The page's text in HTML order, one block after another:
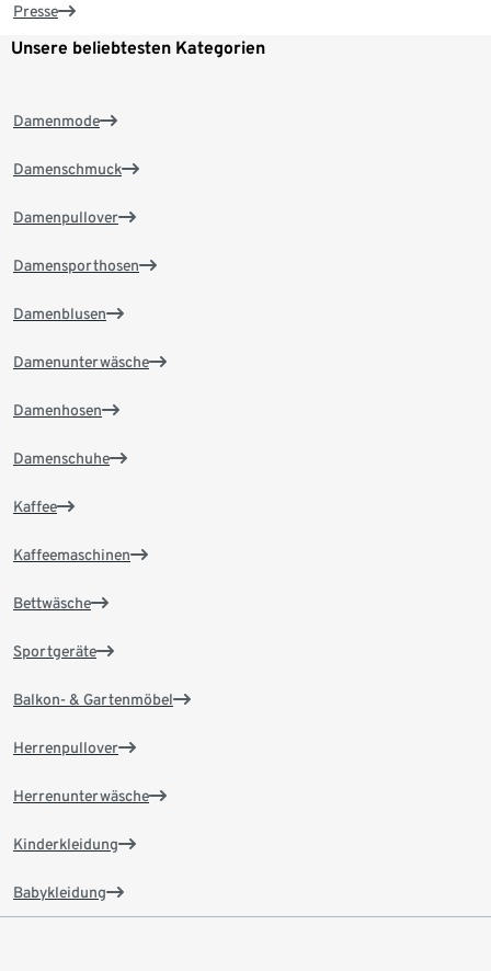
Presse
Unsere beliebtesten Kategorien
Damenmode
Damenschmuck
Damenpullover
Damensporthosen
Damenblusen
Damenunterwäsche
Damenhosen
Damenschuhe
Kaffee
Kaffeemaschinen
Bettwäsche
Sportgeräte
Balkon- & Gartenmöbel
Herrenpullover
Herrenunterwäsche
Kinderkleidung
Babykleidung